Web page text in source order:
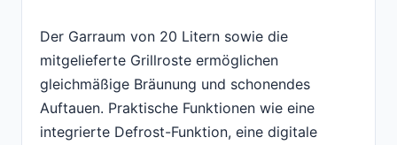
Der Garraum von 20 Litern sowie die
mitgelieferte Grillroste ermöglichen
gleichmäßige Bräunung und schonendes
Auftauen. Praktische Funktionen wie eine
integrierte Defrost-Funktion, eine digitale